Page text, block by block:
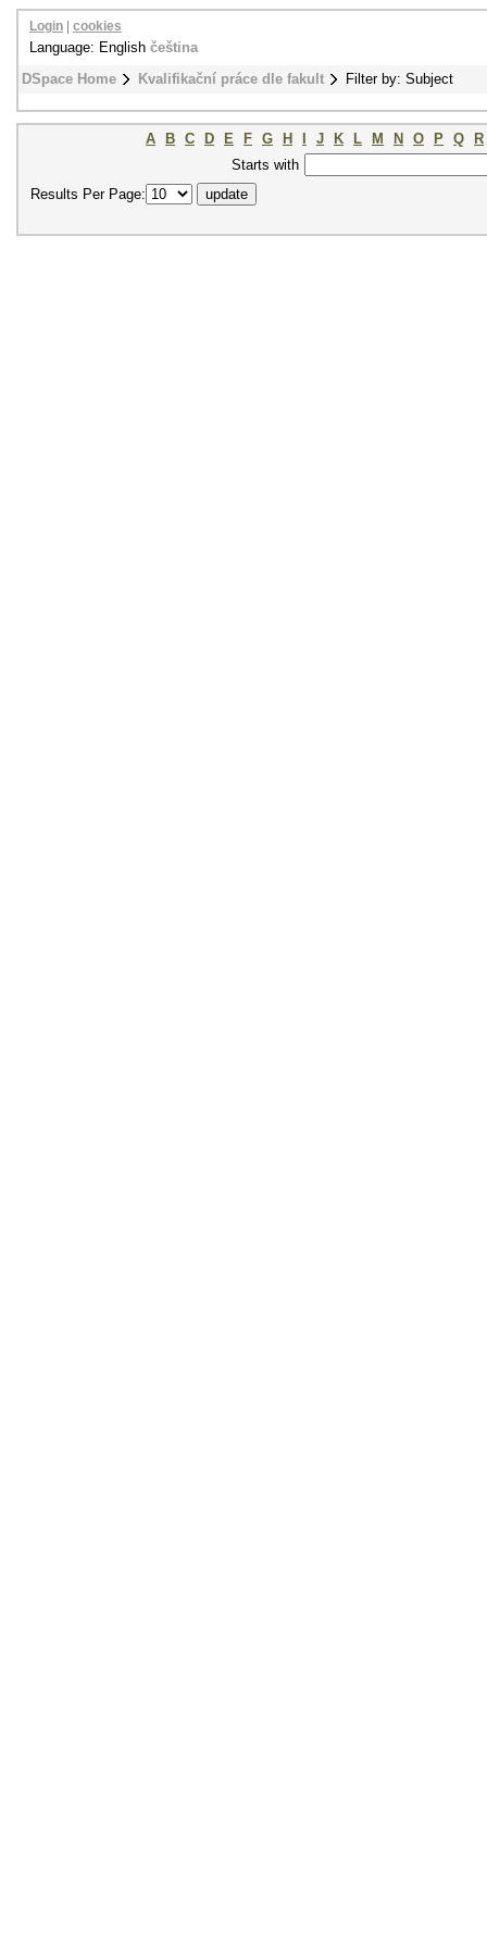
DSpace Home Kvalifikační práce dle fakult Filter by: Subject
Login cookies
Language: English čeština
A B C D E F G H J K L M N O P Q
R
Starts with
Results Per Page: